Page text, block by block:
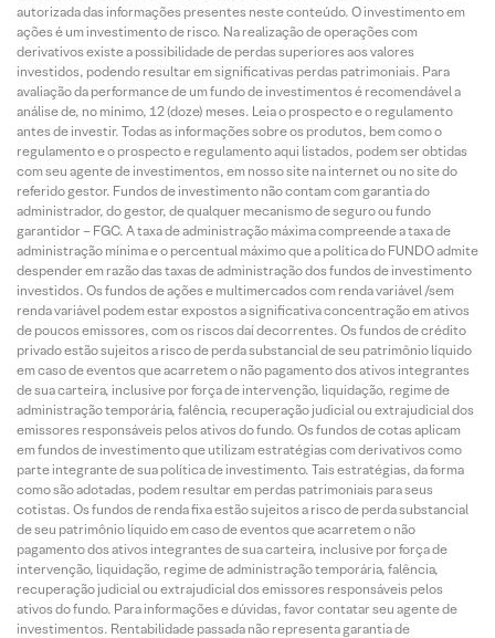
autorizada das informações presentes neste conteúdo. O investimento em
ações é um investimento de risco. Na realização de operações com
derivativos existe a possibilidade de perdas superiores aos valores
investidos, podendo resultar em significativas perdas patrimoniais. Para
avaliação da performance de um fundo de investimentos é recomendável a
análise de, no mínimo, 12 (doze) meses. Leia o prospecto e o regulamento
antes de investir. Todas as informações sobre os produtos, bem como o
regulamento e o prospecto e regulamento aqui listados, podem ser obtidas
com seu agente de investimentos, em nosso site na internet ou no site do
referido gestor. Fundos de investimento não contam com garantia do
administrador, do gestor, de qualquer mecanismo de seguro ou fundo
garantidor – FGC. A taxa de administração máxima compreende a taxa de
administração mínima e o percentual máximo que a política do FUNDO admite
despender em razão das taxas de administração dos fundos de investimento
investidos. Os fundos de ações e multimercados com renda variável /sem
renda variável podem estar expostos a significativa concentração em ativos
de poucos emissores, com os riscos daí decorrentes. Os fundos de crédito
privado estão sujeitos a risco de perda substancial de seu patrimônio líquido
em caso de eventos que acarretem o não pagamento dos ativos integrantes
de sua carteira, inclusive por força de intervenção, liquidação, regime de
administração temporária, falência, recuperação judicial ou extrajudicial dos
emissores responsáveis pelos ativos do fundo. Os fundos de cotas aplicam
em fundos de investimento que utilizam estratégias com derivativos como
parte integrante de sua política de investimento. Tais estratégias, da forma
como são adotadas, podem resultar em perdas patrimoniais para seus
cotistas. Os fundos de renda fixa estão sujeitos a risco de perda substancial
de seu patrimônio líquido em caso de eventos que acarretem o não
pagamento dos ativos integrantes de sua carteira, inclusive por força de
intervenção, liquidação, regime de administração temporária, falência,
recuperação judicial ou extrajudicial dos emissores responsáveis pelos
ativos do fundo. Para informações e dúvidas, favor contatar seu agente de
investimentos. Rentabilidade passada não representa garantia de